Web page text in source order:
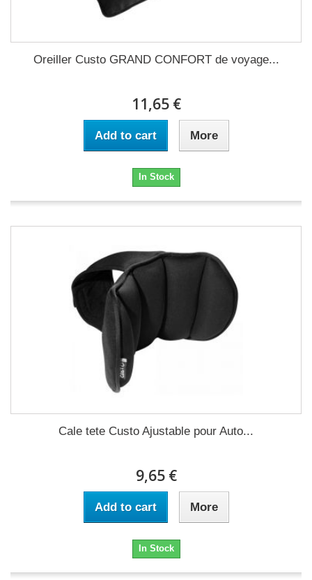
Oreiller Custo GRAND CONFORT de voyage...
11,65 €
Add to cart More
In Stock
Cale tete Custo Ajustable pour Auto...
9,65 €
Add to cart More
In Stock